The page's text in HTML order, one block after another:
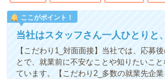
ここがポイント！
当社はスタッフさん一人ひとりと
【こだわり1_対面面接】当社では、応募
とで、就業前に不安なことや知りたいこ
ています。【こだわり2_多数の就業先企